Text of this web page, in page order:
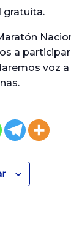
gratuita.
a
voz